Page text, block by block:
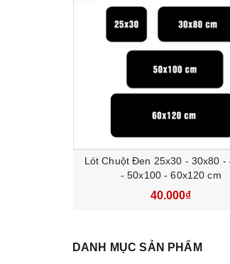
Lót Chuột Đen 25x30 - 30x80 -
- 50x100 - 60x120 cm
40.000₫
DANH MỤC SẢN PHẨM